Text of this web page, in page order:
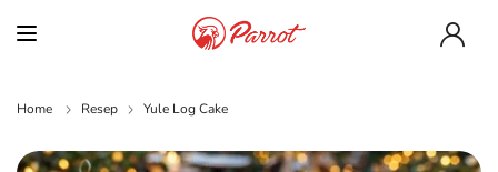
Home Resep Yule Log Cake